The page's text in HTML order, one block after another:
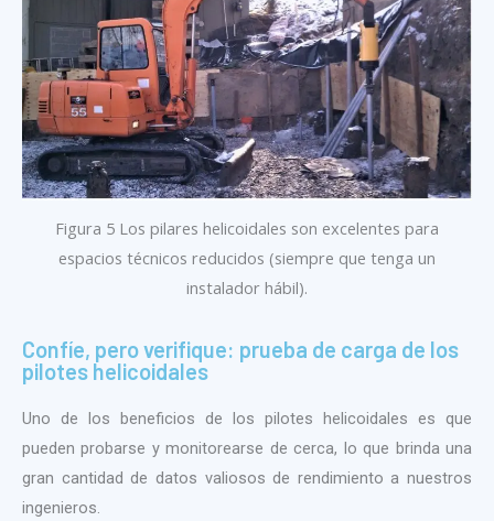
Figura 5 Los pilares helicoidales son excelentes para
espacios técnicos reducidos (siempre que tenga un
instalador hábil).
Confíe, pero verifique: prueba de carga de los
pilotes helicoidales
Uno de los beneficios de los pilotes helicoidales es que
pueden probarse y monitorearse de cerca, lo que brinda una
gran cantidad de datos valiosos de rendimiento a nuestros
ingenieros.